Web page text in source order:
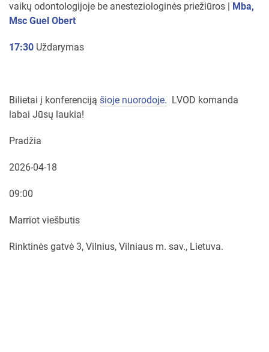
vaikų odontologijoje be anesteziologinės priežiūros | Mba,
Msc Guel Obert
17:30 Uždarymas
Bilietai į konferenciją šioje nuorodoje. LVOD komanda
labai Jūsų laukia!
Pradžia
2026-04-18
09:00
Marriot viešbutis
Rinktinės gatvė 3, Vilnius, Vilniaus m. sav., Lietuva.